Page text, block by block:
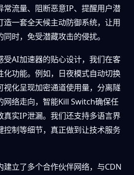
常流量、阻断恶意IP、提醒用户潜
造一套全天候主动防御系统，让用
时，免受潜藏攻击的侵扰。
受AI加速器的贴心设计，我们在客
化功能。例如，日夜模式自动切换
视化呈现加密通道使用量，分离隧
网络走向，智能Kill Switch确保任
真实IP泄漏。我们还支持多语言界
控制等细节，真正做到让技术服务
立了多个合作伙伴网络，与CDN